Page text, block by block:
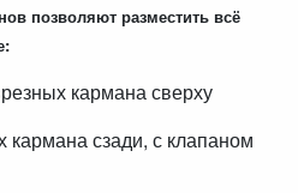
позволяют разместить всё
кармана сверху
сзади, с клапаном